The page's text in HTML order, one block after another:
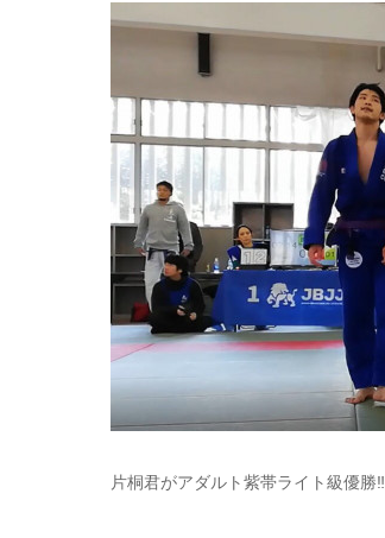
片桐君がアダルト紫帯ライト級優勝‼️